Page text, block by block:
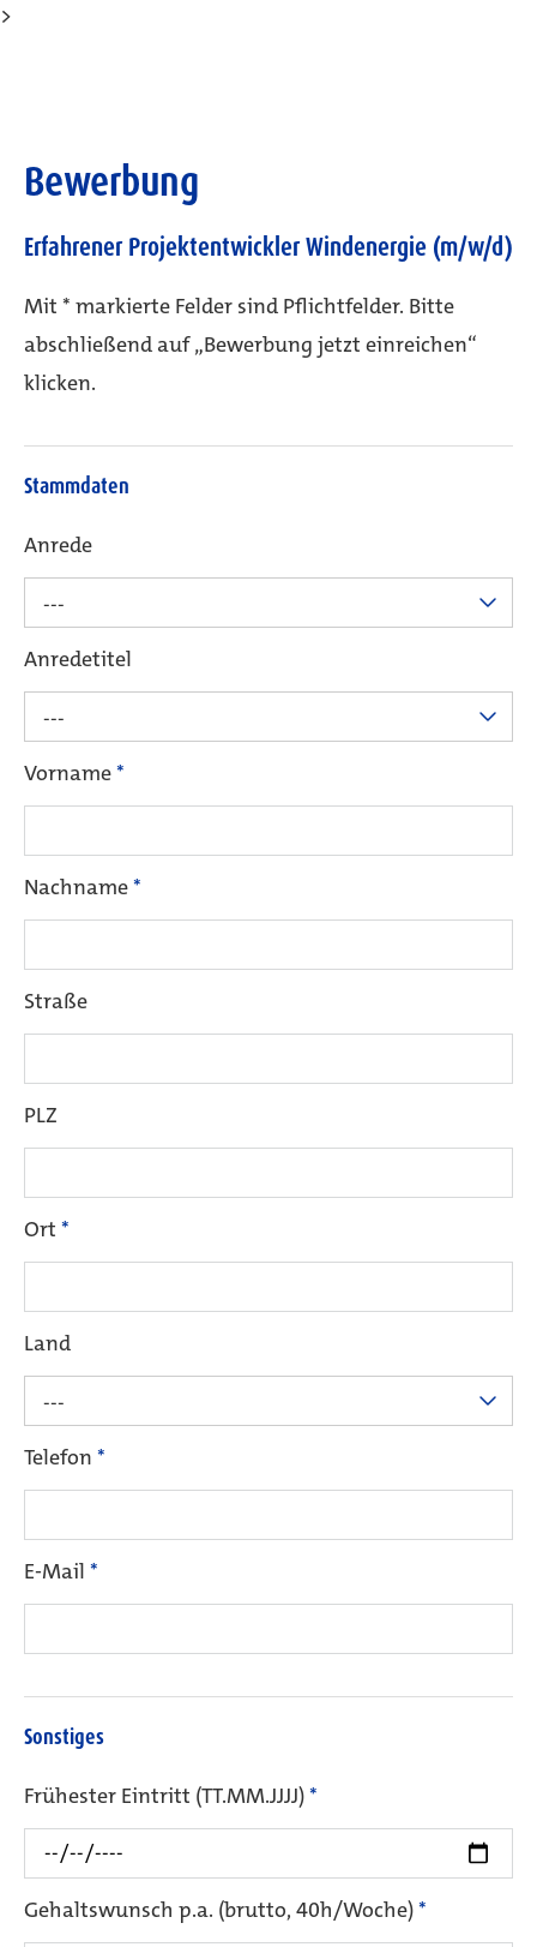
>
Bewerbung
Erfahrener Projektentwickler Windenergie (m/w/d)
Mit * markierte Felder sind Pflichtfelder. Bitte
abschließend auf „Bewerbung jetzt einreichen“
klicken.
Stammdaten
Anrede
---
Anredetitel
---
Vorname*
Nachname*
Straße
PLZ
Ort *
Land
---
Telefon *
E-Mail *
Sonstiges
Frühester Eintritt (TT.MM.JJJJ)*
Gehaltswunsch p.a. (brutto, 40h/Woche)*